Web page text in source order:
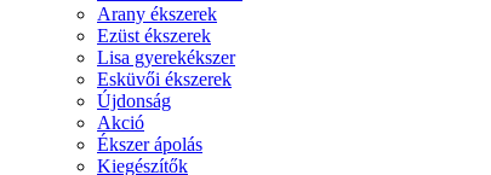
Arany ékszerek
Ezüst ékszerek
Lisa gyerekékszer
Esküvői ékszerek
Újdonság
Akció
Ékszer ápolás
Kiegészítők